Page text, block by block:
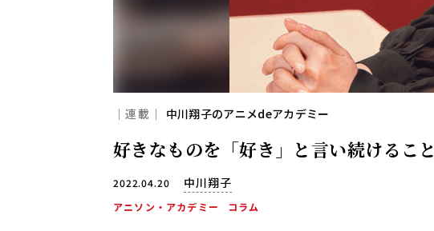
｜連載｜ 中川翔子のアニメdeアカデミー
好きなものを「好き」と言い続けること
2022.04.20 中川翔子
アニソン・アカデミー コラム